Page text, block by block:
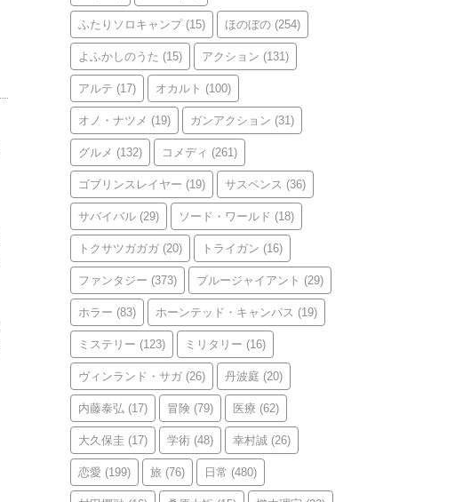
ふたりソロキャンプ(15) ほのぼの (254)
よふかしのうた (15) アクション (131)
アルテ (17) オカルト (100)
オノ・ナツメ (19) ガンアクション (31)
グルメ (132) コメディ (261)
ゴブリンスレイヤー (19) サスペンス (36)
サバイバル (29) ソード・ワールド (18)
トクサツガガガ (20) トライガン (16)
ファンタジー (373) ブルージャイアント (29)
ホラー (83) ホーンテッド・キャンパス (19)
ミステリー (123) ミリタリー (16)
ヴィンランド・サガ (26) 丹波庭 (20)
内藤泰弘 (17) 冒険 (79) 医療 (62)
大久保圭 (17) 学術 (48) 幸村誠 (26)
恋愛 (199) 旅 (76) 日常 (480)